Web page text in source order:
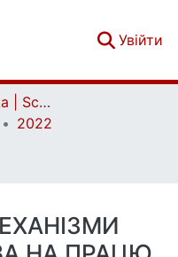
Увійти
Наукова періодика | Scientific periodicals
2022